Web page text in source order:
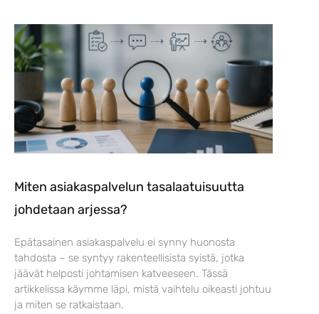
Miten asiakaspalvelun tasalaatuisuutta
johdetaan arjessa?
Epätasainen asiakaspalvelu ei synny huonosta
tahdosta – se syntyy rakenteellisista syistä, jotka
jäävät helposti johtamisen katveeseen. Tässä
artikkelissa käymme läpi, mistä vaihtelu oikeasti johtuu
ja miten se ratkaistaan.